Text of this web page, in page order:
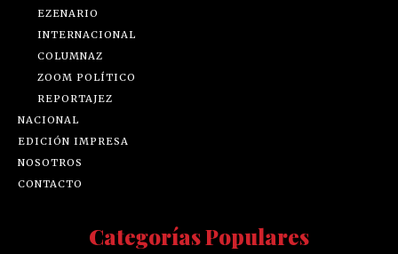
EZENARIO
INTERNACIONAL
COLUMNAZ
ZOOM POLÍTICO
REPORTAJEZ
NACIONAL
EDICIÓN IMPRESA
NOSOTROS
CONTACTO
Categorías Populares